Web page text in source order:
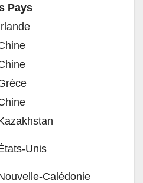
Pays
Unis
Calédonie